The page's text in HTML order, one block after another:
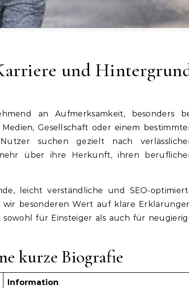
und
Gesellschaft oder einem
suchen gezielt nach
über ihre Herkunft, ihren
leicht verständliche und SEO-
wir besonderen Wert auf klare
für Einsteiger als auch für
kurze Biografie
Information